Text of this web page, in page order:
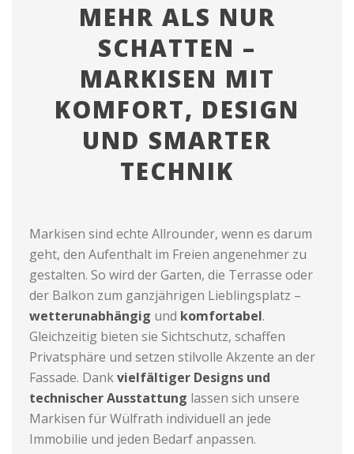
MEHR ALS NUR
SCHATTEN –
MARKISEN MIT
KOMFORT, DESIGN
UND SMARTER
TECHNIK
Markisen sind echte Allrounder, wenn es darum
geht, den Aufenthalt im Freien angenehmer zu
gestalten. So wird der Garten, die Terrasse oder
der Balkon zum ganzjährigen Lieblingsplatz –
wetterunabhängig und komfortabel.
Gleichzeitig bieten sie Sichtschutz, schaffen
Privatsphäre und setzen stilvolle Akzente an der
Fassade. Dankvielfältiger Designs und
technischer Ausstattung lassen sich unsere
Markisen für Wülfrath individuell an jede
Immobilie und jeden Bedarf anpassen.